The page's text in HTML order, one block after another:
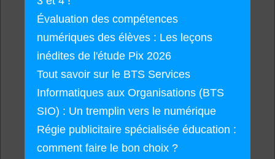
Évaluation des compétences
numériques des élèves : Les leçons
inédites de l'étude Pix 2026
Tout savoir sur le BTS Services
Informatiques aux Organisations (BTS
SIO) : Un tremplin vers le numérique
Régie publicitaire spécialisée éducation :
comment faire le bon choix ?